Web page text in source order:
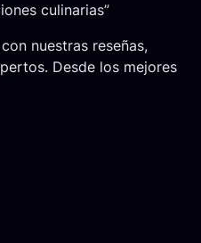
culinarias”
nuestras reseñas,
Desde los mejores